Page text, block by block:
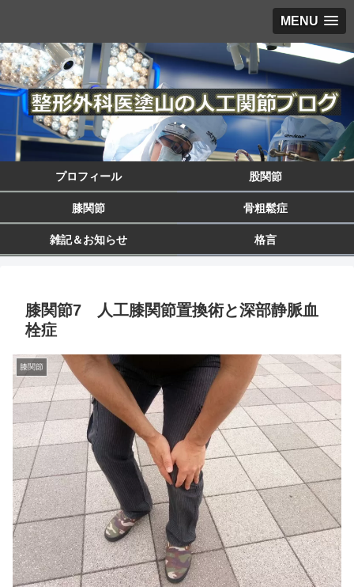
MENU
プロフィール 股関節
膝関節 骨粗鬆症
雑記＆お知らせ 格言
膝関節7 人工膝関節置換術と深部静脈血
栓症
膝関節